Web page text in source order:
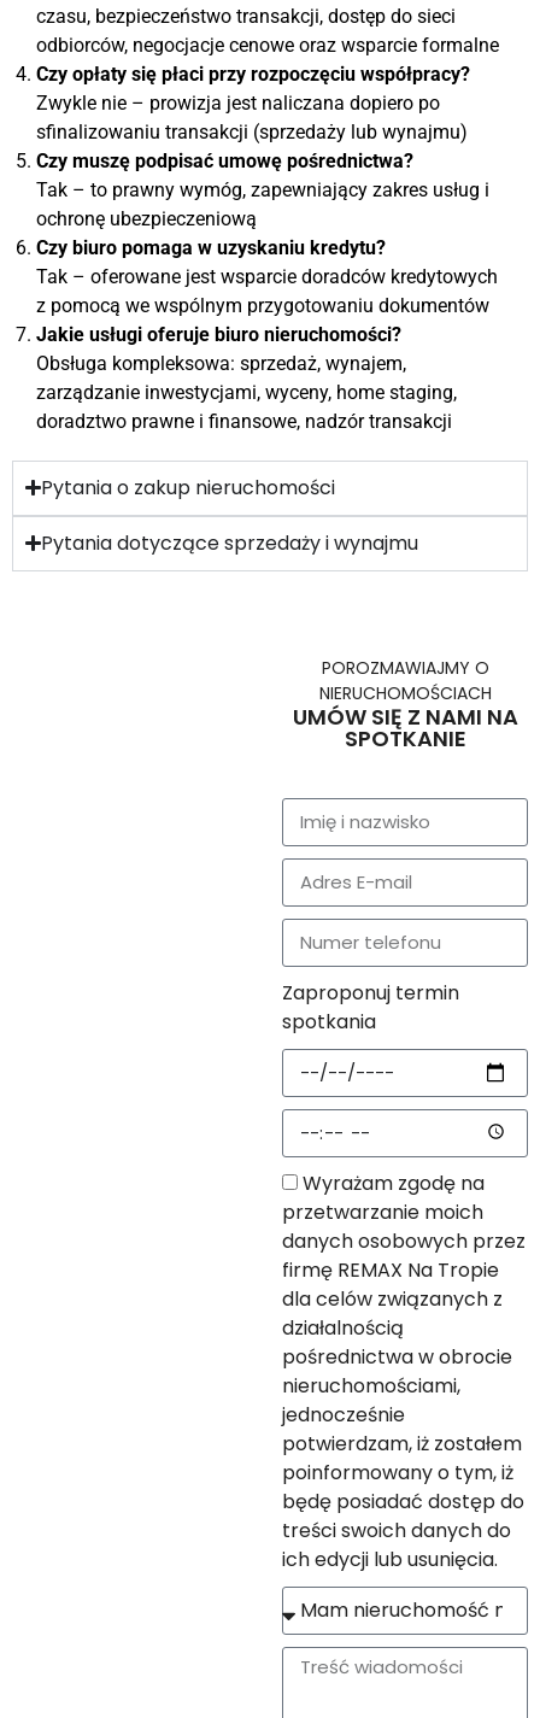
czasu, bezpieczeństwo transakcji, dostęp do sieci
odbiorców, negocjacje cenowe oraz wsparcie formalne
Czy opłaty się płaci przy rozpoczęciu współpracy?
Zwykle nie – prowizja jest naliczana dopiero po
sfinalizowaniu transakcji (sprzedaży lub wynajmu)
Czy muszę podpisać umowę pośrednictwa?
Tak – to prawny wymóg, zapewniający zakres usług i
ochronę ubezpieczeniową
Czy biuro pomaga w uzyskaniu kredytu?
Tak – oferowane jest wsparcie doradców kredytowych
z pomocą we wspólnym przygotowaniu dokumentów
Jakie usługi oferuje biuro nieruchomości?
Obsługa kompleksowa: sprzedaż, wynajem,
zarządzanie inwestycjami, wyceny, home staging,
doradztwo prawne i finansowe, nadzór transakcji
Pytania o zakup nieruchomości
Pytania dotyczące sprzedaży i wynajmu
POROZMAWIAJMY O
NIERUCHOMOŚCIACH
UMÓW SIĘ Z NAMI NA
SPOTKANIE
Zaproponuj termin
spotkania
Wyrażam zgodę na
przetwarzanie moich
danych osobowych przez
firmę REMAX Na Tropie
dla celów związanych z
działalnością
pośrednictwa w obrocie
nieruchomościami,
jednocześnie
potwierdzam, iż zostałem
poinformowany o tym, iż
będę posiadać dostęp do
treści swoich danych do
ich edycji lub usunięcia.